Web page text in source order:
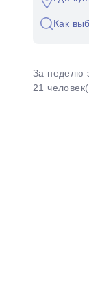
Как
За неделю
21